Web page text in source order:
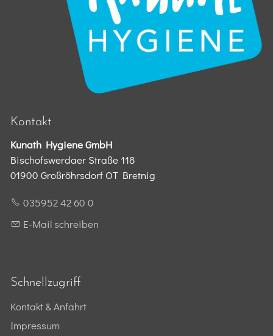
Kontakt
Kunath Hygiene GmbH
Bischofswerdaer Straße 118
01900 Großröhrsdorf OT Bretnig
035952 42 60 0
E-Mail schreiben
Schnellzugriff
Kontakt & Anfahrt
Impressum